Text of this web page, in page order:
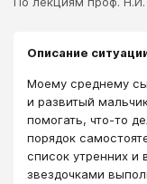
Описание
Моему среднему
и развитый
помогать, что-то
порядок
список утренних и
звездочками